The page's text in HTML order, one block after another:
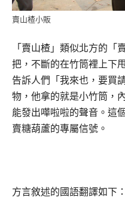
賣山楂小販
「賣山楂」類似北方的「
把，不斷的在竹筒裡上下
告訴人們「我來也，要買
物，他拿的就是小竹筒，
能發出嘩啦啦的聲音。這
賣糖葫蘆的專屬信號。
方言敘述的國語翻譯如下：